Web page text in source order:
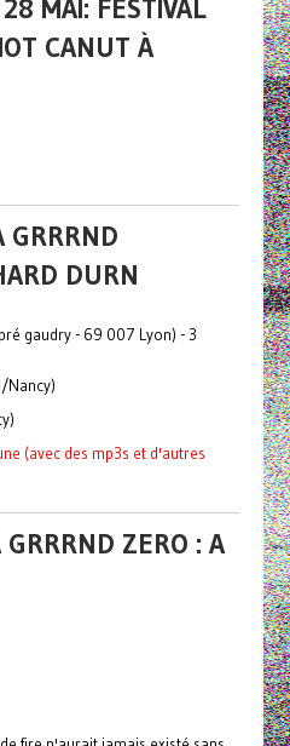
MAI: FESTIVAL
CANUT À
GRRRND
DURN
gaudry - 69 007 Lyon) - 3
Nancy)
(avec des mp3s et d'autres
ZERO : A